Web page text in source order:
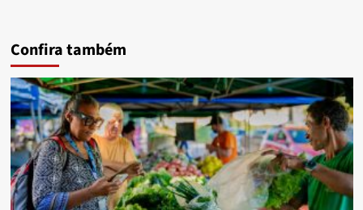
Confira também